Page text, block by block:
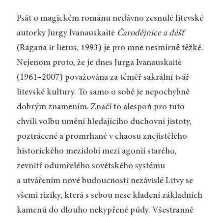
Psát o magickém románu nedávno zesnulé litevské
autorky Jurgy Ivanauskaitė Čarodějnice a déšť
(Ragana ir lietus, 1993) je pro mne nesmírně těžké.
Nejenom proto, že je dnes Jurga Ivanauskaitė
(1961–2007) považována za téměř sakrální tvář
litevské kultury. To samo o sobě je nepochybně
dobrým znamením. Značí to alespoň pro tuto
chvíli volbu umění hledajícího duchovní jistoty,
poztrácené a promrhané v chaosu znejistělého
historického mezidobí mezi agonií starého,
zevnitř odumřelého sovětského systému
a utvářením nové budoucnosti nezávislé Litvy se
všemi riziky, která s sebou nese kladení základních
kamenů do dlouho nekypřené půdy. Všestranně